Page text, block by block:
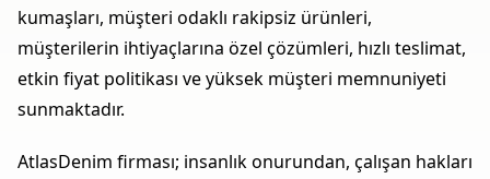
kumaşları, müşteri odaklı rakipsiz ürünleri,
müşterilerin ihtiyaçlarına özel çözümleri, hızlı teslimat,
etkin fiyat politikası ve yüksek müşteri memnuniyeti
sunmaktadır.
AtlasDenim firması; insanlık onurundan, çalışan hakları